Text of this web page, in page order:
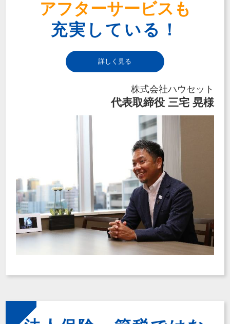
アフターサービスも
充実している！
詳しく見る
株式会社ハウセット
代表取締役 三宅 晃様